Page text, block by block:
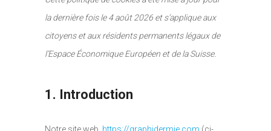
la dernière fois le 4 août 2026 et s’applique aux
citoyens et aux résidents permanents légaux de
l’Espace Économique Européen et de la Suisse.
1. Introduction